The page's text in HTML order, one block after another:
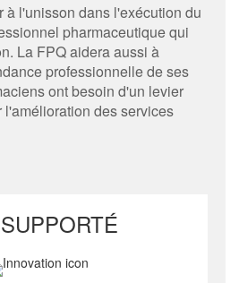
à l'unisson dans l'exécution du
pharmaceutique qui
La FPQ aidera aussi à
professionnelle de ses
ont besoin d'un levier
des services